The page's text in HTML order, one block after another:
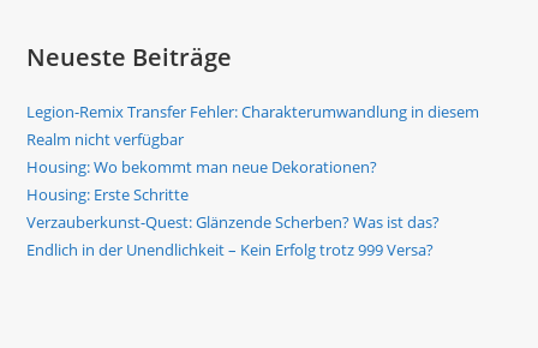
Neueste Beiträge
Legion-Remix Transfer Fehler: Charakterumwandlung in diesem
Realm nicht verfügbar
Housing: Wo bekommt man neue Dekorationen?
Housing: Erste Schritte
Verzauberkunst-Quest: Glänzende Scherben? Was ist das?
Endlich in der Unendlichkeit – Kein Erfolg trotz 999 Versa?